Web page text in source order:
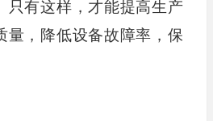
只有这样，才能提高生产
量，降低设备故障率，保